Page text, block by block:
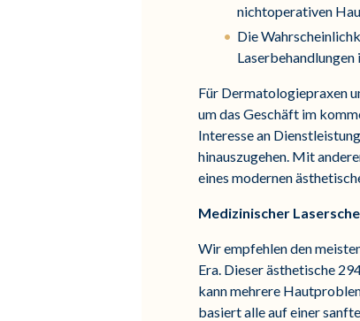
nichtoperativen
Die
Für Dermatologiepraxen
um das Geschäft im
Interesse an
hinauszugehen. Mit
eines modernen
Medizinischer
Wir empfehlen den
Era. Dieser ästhetische
kann mehrere
basiert alle auf einer